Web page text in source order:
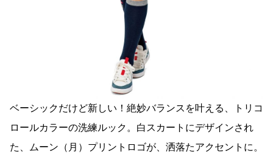
ベーシックだけど新しい！絶妙バランスを叶える、トリコ
ロールカラーの洗練ルック。白スカートにデザインされ
た、ムーン（月）プリントロゴが、洒落たアクセントに。